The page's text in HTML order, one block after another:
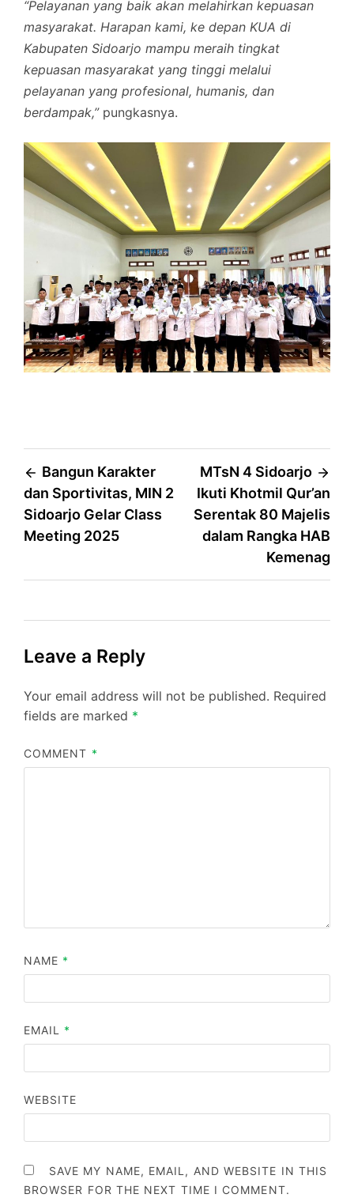
“Pelayanan yang baik akan melahirkan kepuasan
masyarakat. Harapan kami, ke depan KUA di
Kabupaten Sidoarjo mampu meraih tingkat
kepuasan masyarakat yang tinggi melalui
pelayanan yang profesional, humanis, dan
berdampak,”pungkasnya.
Post
navigation
Bangun Karakter
dan Sportivitas, MIN 2
Sidoarjo Gelar Class
Meeting 2025
MTsN 4 Sidoarjo
Ikuti Khotmil Qur’an
Serentak 80 Majelis
dalam Rangka HAB
Kemenag
Leave a Reply
Your email address will not be published. Required
fields are marked *
COMMENT *
NAME *
EMAIL *
WEBSITE
SAVE MY NAME, EMAIL, AND WEBSITE IN THIS
BROWSER FOR THE NEXT TIME I COMMENT.